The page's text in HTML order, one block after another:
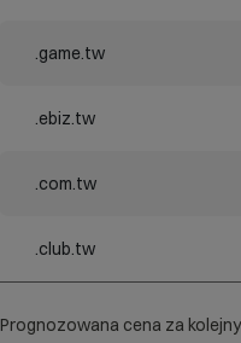
.game.tw
.ebiz.tw
.com.tw
.club.tw
Prognozowana cena za